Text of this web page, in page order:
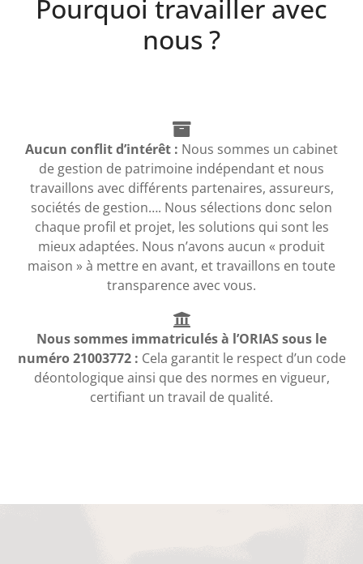
Pourquoi travailler avec
nous ?
Aucun conflit d’intérêt : Nous sommes un cabinet
de gestion de patrimoine indépendant et nous
travaillons avec différents partenaires, assureurs,
sociétés de gestion…. Nous sélections donc selon
chaque profil et projet, les solutions qui sont les
mieux adaptées. Nous n’avons aucun « produit
maison » à mettre en avant, et travaillons en toute
transparence avec vous.
Nous sommes immatriculés à l’ORIAS sous le
numéro 21003772 : Cela garantit le respect d’un code
déontologique ainsi que des normes en vigueur,
certifiant un travail de qualité.